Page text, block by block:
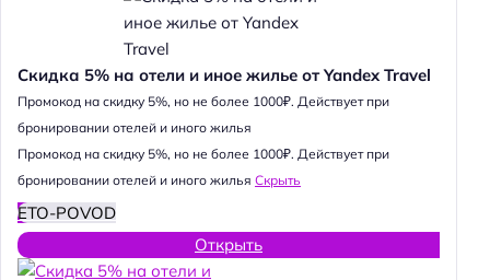
Скидка 5% на отели и иное жилье от Yandex Travel
Промокод на скидку 5%, но не более 1000₽. Действует при
бронировании отелей и иного жилья
Промокод на скидку 5%, но не более 1000₽. Действует при
бронировании отелей и иного жилья Скрыть
ETO-POVOD
Открыть